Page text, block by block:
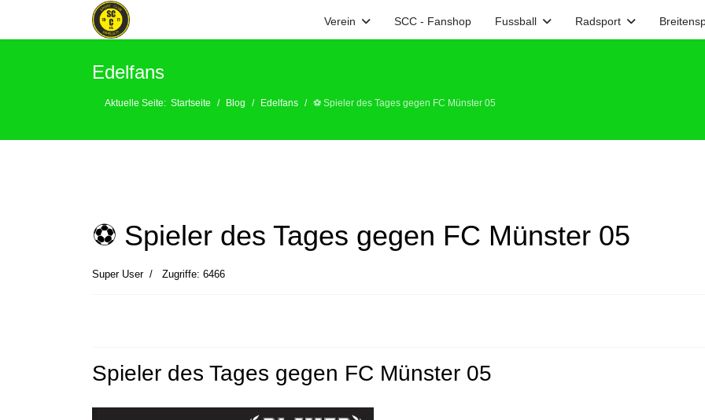
Verein SCC - Fanshop Fussball Radsport
Edelfans
Aktuelle Seite: Startseite Blog Edelfans ⚽️ Spieler des Tages gegen FC Münster 05
⚽️ Spieler des Tages gegen FC Münster 05
Super User Zugriffe: 6466
Spieler des Tages gegen FC Münster 05